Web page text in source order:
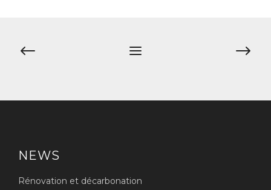
Navigation
NEWS
Rénovation et décarbonation